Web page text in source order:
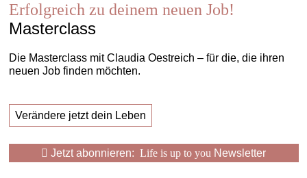
Erfolgreich zu deinem neuen Job!
Masterclass
Die Masterclass mit Claudia Oestreich – für die, die ihren
neuen Job finden möchten.
Verändere jetzt dein Leben
Jetzt abonnieren: Life is up to you Newsletter